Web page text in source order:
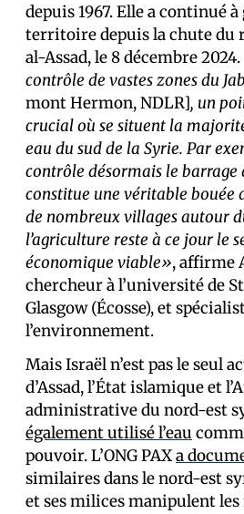
depuis 1967. Elle a continué
territoire depuis la chute du
al-Assad, le 8 décembre 2024.
contrôle de vastes zones du
mont Hermon, NDLR], un
crucial où se situent la
eau du sud de la Syrie. Par
contrôle désormais le barrage
constitue une véritable bouée
de nombreux villages autour
l’agriculture reste à ce jour le
économique viable», affirme
chercheur à l’université de
Glasgow (Écosse), et
l’environnement.
Mais Israël n’est pas le seul
d’Assad, l’État islamique et
administrative du nord-est
également utilisé l’eau
pouvoir. L’ONG PAXa
similaires dans le nord-est
et ses milices manipulent